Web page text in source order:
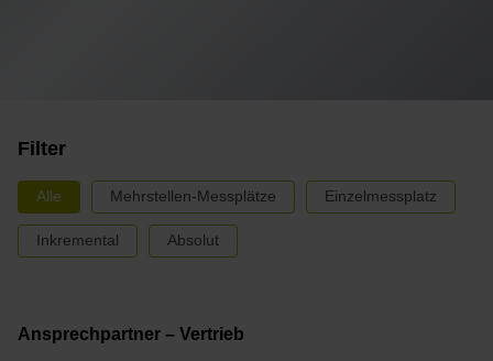
Filter
Alle Mehrstellen-Messplätze Einzelmessplatz
Inkremental Absolut
Ansprechpartner – Vertrieb